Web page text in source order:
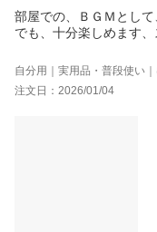
部屋での、ＢＧＭとし
でも、十分楽しめます
自分用｜実用品・普段使い
注文日：2026/01/04